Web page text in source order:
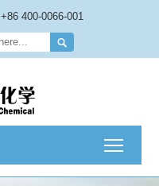
+86 400-0066-001
